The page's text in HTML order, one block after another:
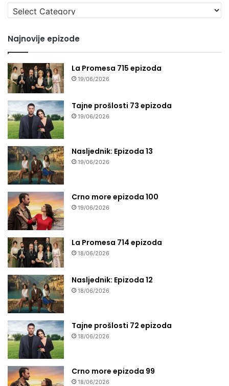
Izaberi
seriju
Najnovije epizode
La Promesa 715 epizoda
19/06/2026
Tajne prošlosti 73 epizoda
19/06/2026
Nasljednik: Epizoda 13
19/06/2026
Crno more epizoda 100
19/06/2026
La Promesa 714 epizoda
18/06/2026
Nasljednik: Epizoda 12
18/06/2026
Tajne prošlosti 72 epizoda
18/06/2026
Crno more epizoda 99
18/06/2026